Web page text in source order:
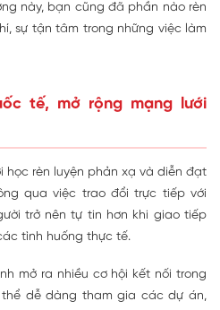
này, bạn cũng đã phần nào rèn
sự tận tâm trong những việc làm
tế, mở rộng mạng lưới
học rèn luyện phản xạ và diễn đạt
qua việc trao đổi trực tiếp với
trở nên tự tin hơn khi giao tiếp
tình huống thực tế.
mở ra nhiều cơ hội kết nối trong
dễ dàng tham gia các dự án,